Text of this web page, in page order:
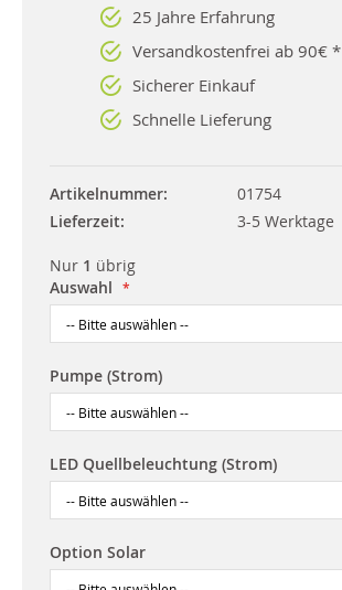
25 Jahre Erfahrung
Versandkostenfrei ab 90€ *
Sicherer Einkauf
Schnelle Lieferung
Artikelnummer
01754
Lieferzeit
3-5 Werktage
Nur 1 übrig
Auswahl
Pumpe (Strom)
LED Quellbeleuchtung (Strom)
Option Solar